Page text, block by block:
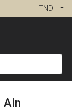
TND
Ain